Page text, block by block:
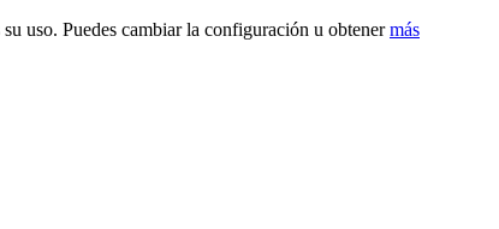
uso. Puedes cambiar la configuración u obtenermás